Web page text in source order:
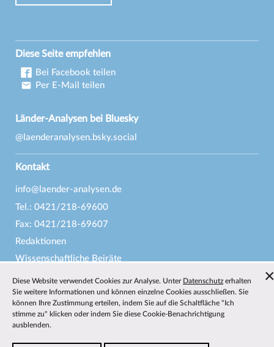
Diese Seite empfehlen
Bei Facebook teilen
Per E-Mail teilen
Länder-Analysen bei Bluesky
@laenderanalysen.bsky.social
Kontakt
info@laender-analysen.de
Tel.: 0421/218-69600
Fax: 0421/218-69607
Redaktionen
Wissenschaftliche Beiräte
Über die Länder-Analysen
Datenschutz—Impressum—Barrierefreiheit
Diese Website verwendet Cookies zur Analyse. Unter Datenschutz erhalten
Sie weitere Informationen und können einzelne Cookies ausschließen. Sie
können Ihre Zustimmung erteilen, indem Sie auf die Schaltfläche "Ich
stimme zu" klicken oder indem Sie diese Cookie-Benachrichtigung
ausblenden.